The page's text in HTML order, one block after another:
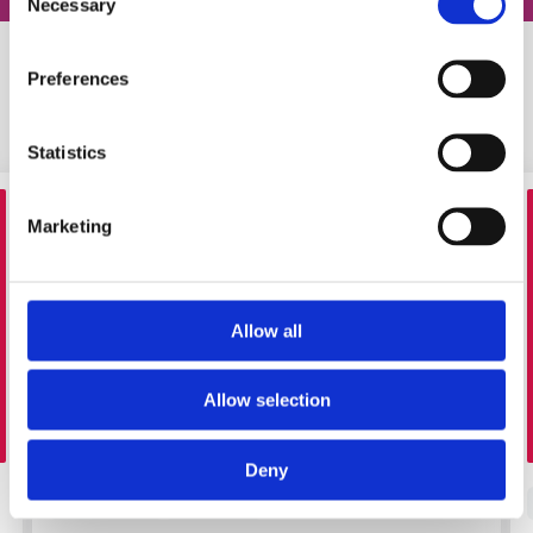
Selection
Necessary
Preferences
Statistics
Marketing
Allow all
Allow selection
Deny
Схожі статті
FOR FUN
#добірка #слова